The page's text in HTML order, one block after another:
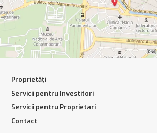
Proprietăți
Servicii pentru Investitori
Servicii pentru Proprietari
Contact